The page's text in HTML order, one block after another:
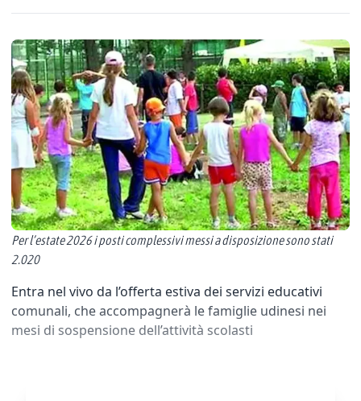
Per l’estate 2026 i posti complessivi messi a disposizione sono stati
2.020
Entra nel vivo da l’offerta estiva dei servizi educativi
comunali, che accompagnerà le famiglie udinesi nei
mesi di sospensione dell’attività scolasti